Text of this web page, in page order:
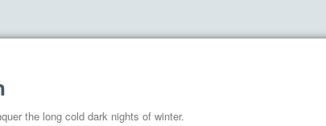
the long cold dark nights of winter.